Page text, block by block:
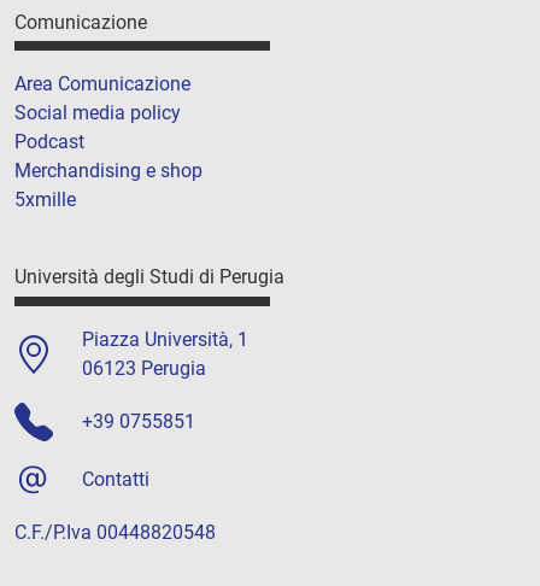
Comunicazione
Area Comunicazione
Social media policy
Podcast
Merchandising e shop
5xmille
Università degli Studi di Perugia
Piazza Università, 1
06123 Perugia
+39 0755851
Contatti
C.F./P.Iva 00448820548